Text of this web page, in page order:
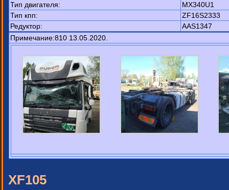
Тип двигателя:
MX340U1
Тип кпп:
ZF16S2333
Редуктор:
AAS1347
Примечание:810 13.05.2020.
XF105